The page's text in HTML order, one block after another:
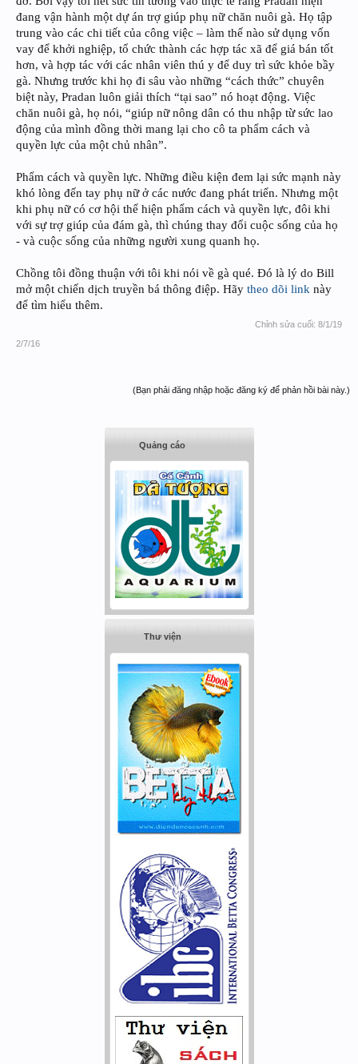
đang vận hành một dự án trợ giúp phụ nữ chăn nuôi gà. Họ tập
trung vào các chi tiết của công việc – làm thế nào sử dụng vốn
vay để khởi nghiệp, tổ chức thành các hợp tác xã để giá bán tốt
hơn, và hợp tác với các nhân viên thú y để duy trì sức khỏe bầy
gà. Nhưng trước khi họ đi sâu vào những “cách thức” chuyên
biệt này, Pradan luôn giải thích “tại sao” nó hoạt động. Việc
chăn nuôi gà, họ nói, “giúp nữ nông dân có thu nhập từ sức lao
động của mình đồng thời mang lại cho cô ta phẩm cách và
quyền lực của một chủ nhân”.
Phẩm cách và quyền lực. Những điều kiện đem lại sức mạnh này
khó lòng đến tay phụ nữ ở các nước đang phát triển. Nhưng một
khi phụ nữ có cơ hội thể hiện phẩm cách và quyền lực, đôi khi
với sự trợ giúp của đám gà, thì chúng thay đổi cuộc sống của họ
- và cuộc sống của những người xung quanh họ.
Chồng tôi đồng thuận với tôi khi nói về gà qué. Đó là lý do Bill
mở một chiến dịch truyền bá thông điệp. Hãy theo dõi link này
để tìm hiểu thêm.
Chỉnh sửa cuối: 8/1/19
2/7/16
(Bạn phải đăng nhập hoặc đăng ký để phản hồi bài này.)
Quảng cáo
Thư viện